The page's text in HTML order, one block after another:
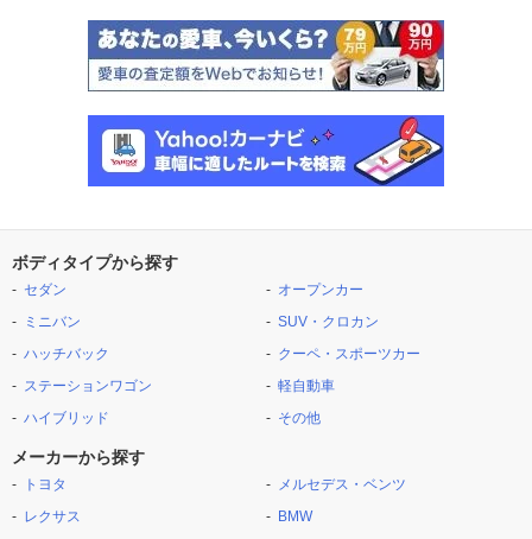
ボディタイプから探す
セダン
ミニバン
ハッチバック
ステーションワゴン
ハイブリッド
オープンカー
SUV・クロカン
クーペ・スポーツカー
軽自動車
その他
メーカーから探す
トヨタ
レクサス
メルセデス・ベンツ
BMW